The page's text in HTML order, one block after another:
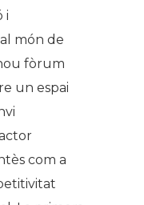
i
món de
fòrum
un espai
com a